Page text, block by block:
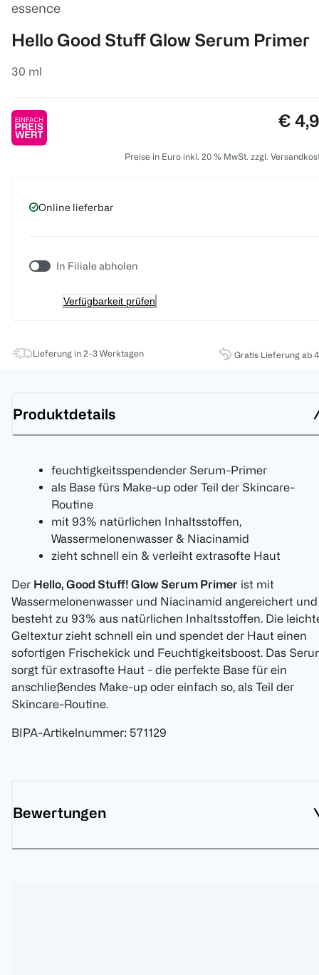
essence
Hello Good Stuff Glow Serum Primer
30 ml
€
Preise in Euro inkl. 20 % MwSt. zzgl.
Online lieferbar
In Filiale abholen
Verfügbarkeit prüfen
Lieferung in 2-3 Werktagen Gratis Lieferung ab
Produktdetails
feuchtigkeitsspendender Serum-Primer
als Base fürs Make-up oder Teil der Skincare-
Routine
mit 93% natürlichen Inhaltsstoffen,
Wassermelonenwasser & Niacinamid
zieht schnell ein & verleiht extrasofte Haut
Der Hello, Good Stuff! Glow Serum Primer ist mit
Wassermelonenwasser und Niacinamid angereichert und
besteht zu 93% aus natürlichen Inhaltsstoffen. Die
Geltextur zieht schnell ein und spendet der Haut einen
sofortigen Frischekick und Feuchtigkeitsboost. Das
sorgt für extrasofte Haut - die perfekte Base für ein
anschließendes Make-up oder einfach so, als Teil der
Skincare-Routine.
BIPA-Artikelnummer: 571129
Bewertungen